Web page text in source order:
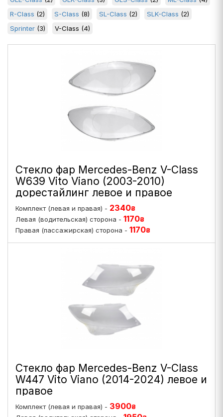
R-Class (2) S-Class (8) SL-Class (2) SLK-Class (2)
Sprinter (3) V-Class (4)
Стекло фар Mercedes-Benz V-Class
W639 Vito Viano (2003-2010)
дорестайлинг левое и правое
Комплект (левая и правая) - 2340₴
Левая (водительская) сторона - 1170₴
Правая (пассажирская) сторона - 1170₴
Стекло фар Mercedes-Benz V-Class
W447 Vito Viano (2014-2024) левое и
правое
Комплект (левая и правая) - 3900₴